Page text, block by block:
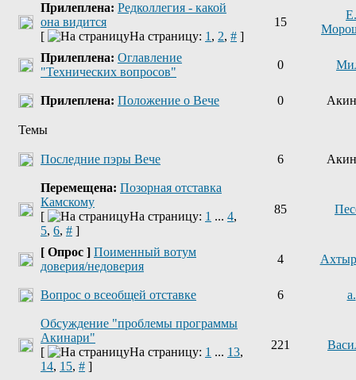
Прилеплена: Редколлегия - какой
она видится
[
На страницу: 1 , 2, # ]
15
Е.
Прилеплена: Оглавление
"Технических вопросов"
0
Прилеплена: Положение о Вече 0
Темы
Последние пэры Вече 6
Перемещена: Позорная отставка
Камскому
[
На страницу: 1 ... 4,
5, 6, # ]
85
[ Опрос ] Поименный вотум
доверия/недоверия
4
Вопрос о всеобщей отставке 6 a.
Обсуждение "проблемы программы
Акинари"
[
На страницу: 1 ... 13,
14, 15, # ]
221